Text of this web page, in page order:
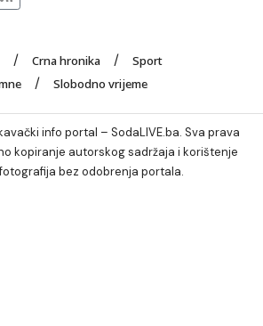
Crna hronika
Sport
Slobodno vrijeme
info portal – SodaLIVE.ba. Sva prava
kopiranje autorskog sadržaja i korištenje
bez odobrenja portala.